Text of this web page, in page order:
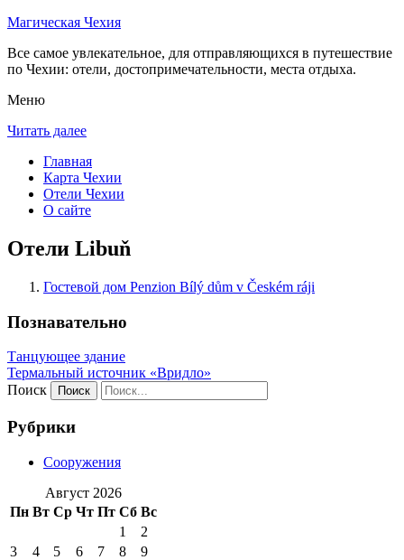
Магическая Чехия
Все самое увлекательное, для отправляющихся в путешествие
по Чехии: отели, достопримечательности, места отдыха.
Меню
Читать далее
Главная
Карта Чехии
Отели Чехии
О сайте
Отели Libuň
Гостевой дом Penzion Bílý dům v Českém ráji
Познавательно
Танцующее здание
Термальный источник «Вридло»
Поиск
Рубрики
Сооружения
Август 2026
Пн Вт Ср Чт Пт Сб Вс
1
2
3
4 5 6 7 8
9